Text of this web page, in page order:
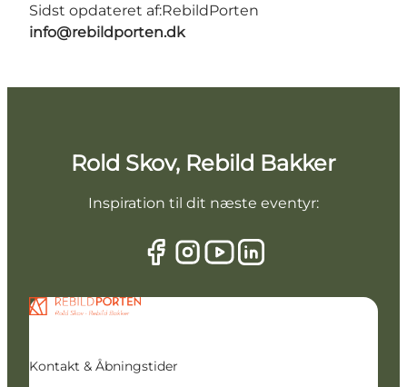
Sidst opdateret af:RebildPorten
info@rebildporten.dk
Rold Skov, Rebild Bakker
Inspiration til dit næste eventyr:
Kontakt & Åbningstider